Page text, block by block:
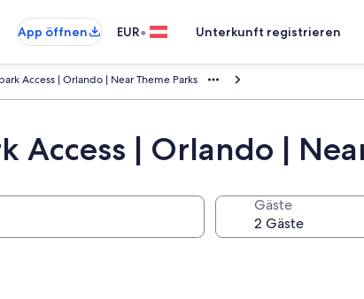
App öffnen
EUR• Unterkunft registrieren
Access | Orlando | Near Theme Parks
Access | Orlando |
Gäste